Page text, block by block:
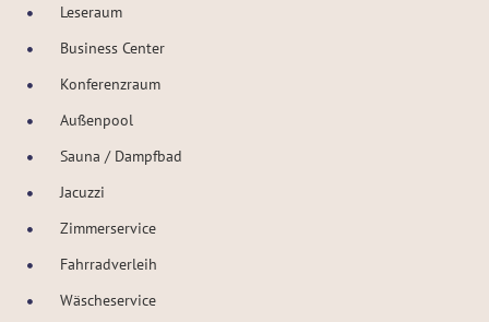
Leseraum
Business Center
Konferenzraum
Außenpool
Sauna / Dampfbad
Jacuzzi
Zimmerservice
Fahrradverleih
Wäscheservice